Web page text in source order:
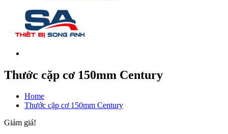
Thước cặp cơ 150mm Century
Home
Thước cặp cơ 150mm Century
Giảm giá!